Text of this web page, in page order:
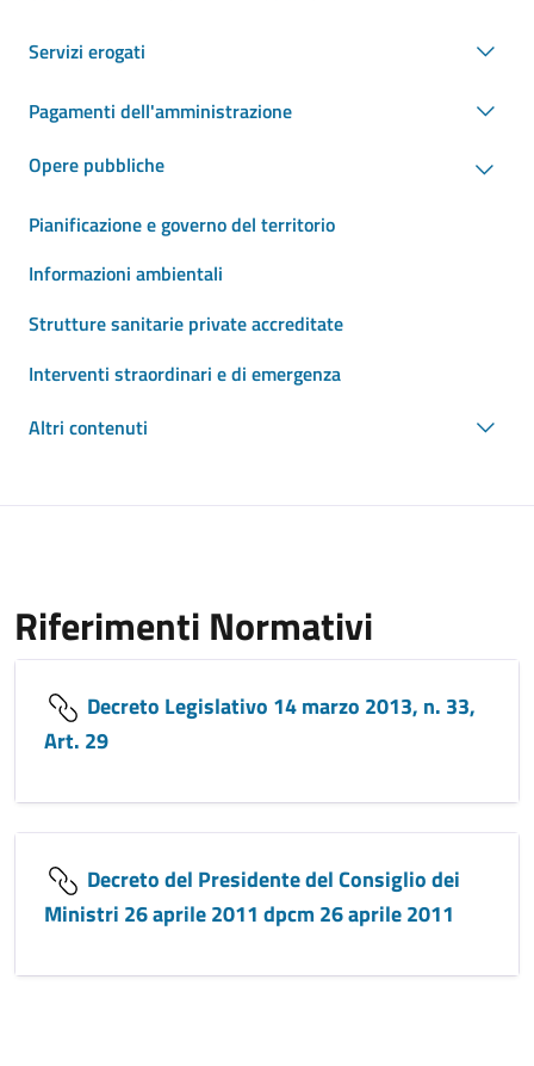
Servizi erogati
Pagamenti dell'amministrazione
Opere pubbliche
Pianificazione e governo del territorio
Informazioni ambientali
Strutture sanitarie private accreditate
Interventi straordinari e di emergenza
Altri contenuti
Riferimenti Normativi
Decreto Legislativo 14 marzo 2013, n. 33,
Art. 29
Decreto del Presidente del Consiglio dei
Ministri 26 aprile 2011 dpcm 26 aprile 2011